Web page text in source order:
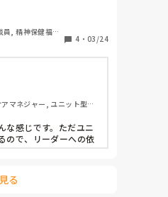
まり良くないし｢ここ
いで｣とか｢看護師が
｣、｢看護師は文句言
たい放題
思いたくありませ
護師さん達はやって
出来るのは看護師さ
引き受けます」と伝
ったその席で「引き
施設に持ち帰り、そ
ますか？私の事業所
対応できない医療行
, 精神保健福祉
4 ・ 03/24
マネジャー, ユニット型特
な感じです。ただユニ
ので、リーダーへの依
る